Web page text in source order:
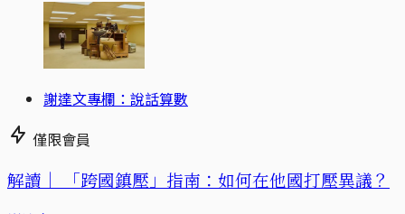
謝達文專欄：說話算數
僅限會員
解讀｜ 「跨國鎮壓」指南：如何在他國打壓異議？